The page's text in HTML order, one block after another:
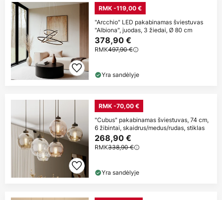
RMK -119,00 €
"Arcchio" LED pakabinamas šviestuvas
"Albiona", juodas, 3 žiedai, Ø 80 cm
378,90 €
RMK497,90 €
Yra sandėlyje
RMK -70,00 €
"Cubus" pakabinamas šviestuvas, 74 cm,
6 žibintai, skaidrus/medus/rudas, stiklas
268,90 €
RMK338,90 €
Yra sandėlyje